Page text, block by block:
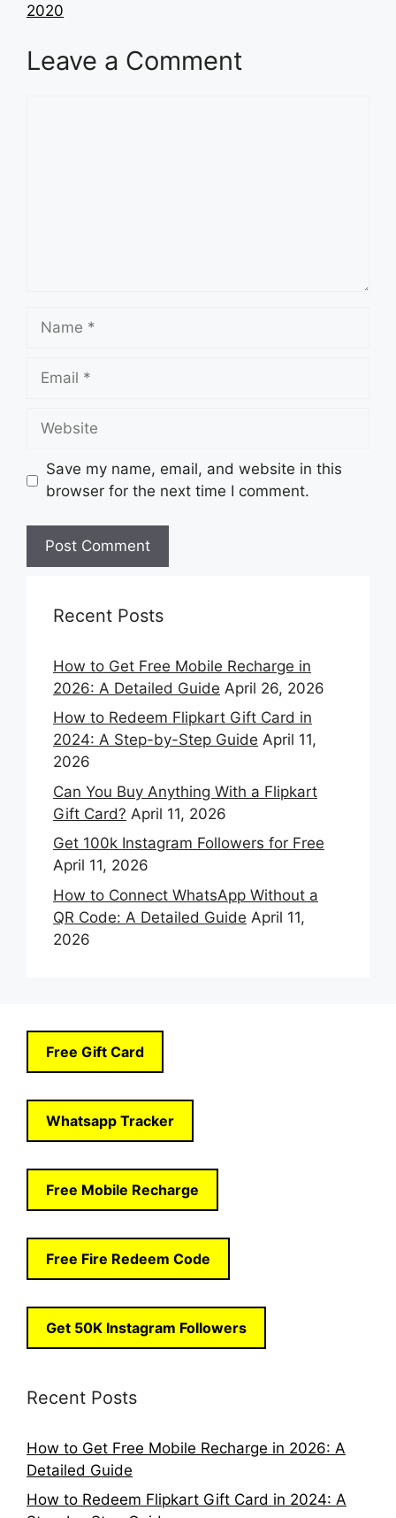
2020
Leave a Comment
Name
Email
Website
Save my name, email, and website in this
browser for the next time I comment.
Recent Posts
How to Get Free Mobile Recharge in
2026: A Detailed Guide April 26, 2026
How to Redeem Flipkart Gift Card in
2024: A Step-by-Step Guide April 11,
2026
Can You Buy Anything With a Flipkart
Gift Card? April 11, 2026
Get 100k Instagram Followers for Free
April 11, 2026
How to Connect WhatsApp Without a
QR Code: A Detailed Guide April 11,
2026
Free Gift Card
Whatsapp Tracker
Free Mobile Recharge
Free Fire Redeem Code
Get 50K Instagram Followers
Recent Posts
How to Get Free Mobile Recharge in 2026: A
Detailed Guide
How to Redeem Flipkart Gift Card in 2024: A